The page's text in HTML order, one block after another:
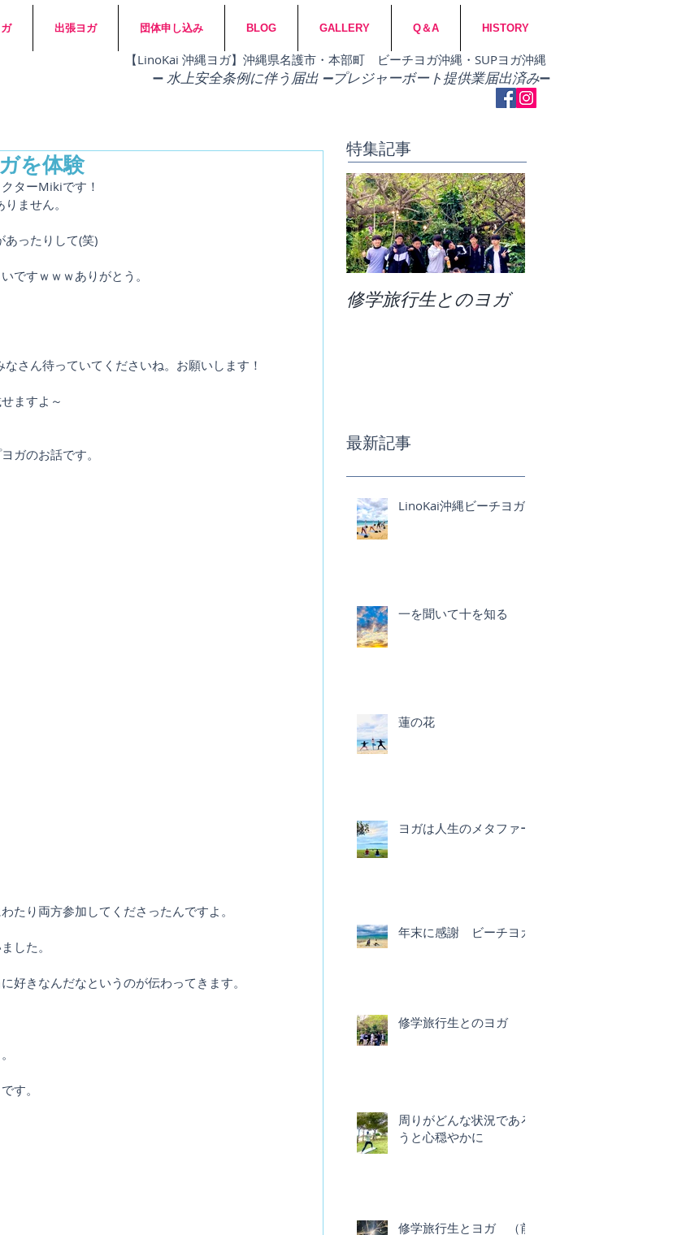
出張ヨガ 団体申し込み BLOG GALLERY Q＆A HISTORY
​【LinoKai 沖縄ヨガ】沖縄県名護市・本部町 ビーチヨガ沖縄・SUPヨガ沖縄
➖水上安全条例に伴う届出 ➖​プレジャーボート提供業届出済み➖
を体験
ターMikiです！
ません。
あったりして(笑)
ですｗｗｗありがとう。
さん待っていてくださいね。お願いします！
ますよ～
ガのお話です。
たり両方参加してくださったんですよ。
した。
好きなんだなというのが伝わってきます。
す。
特集記事
修学旅行生とのヨガ
最新記事
LinoKai沖縄ビーチヨガ
一を聞いて十を知る
蓮の花
ヨガは人生のメタファー
年末に感謝 ビーチヨガ
修学旅行生とのヨガ
周りがどんな状況であろ
うと心穏やかに
修学旅行生とヨガ （前